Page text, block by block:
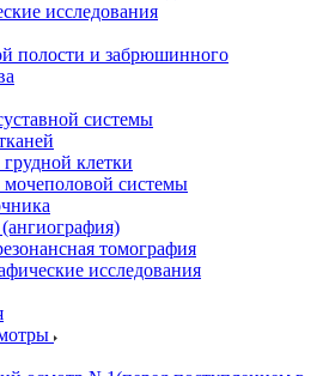
исследования
полости и забрюшинного
системы
клетки
системы
томография
исследования